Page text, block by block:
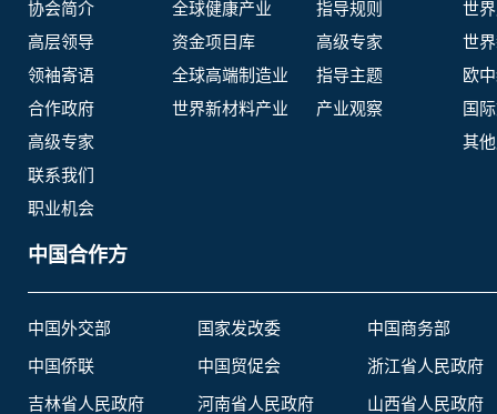
协会简介
高层领导
领袖寄语
合作政府
高级专家
联系我们
职业机会
全球健康产业
资金项目库
全球高端制造业
世界新材料产业
指导规则
高级专家
指导主题
产业观察
世
世
欧
国
其
中国合作方
中国外交部 国家发改委
中国商务部
中国侨联
中国贸促会
浙江省人民政府
吉林省人民政府
河南省人民政府
山西省人民政府